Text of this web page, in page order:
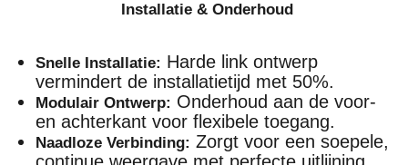
Installatie & Onderhoud
Snelle Installatie: Harde link ontwerp
vermindert de installatietijd met 50%.
Modulair Ontwerp: Onderhoud aan de voor-
en achterkant voor flexibele toegang.
Naadloze Verbinding: Zorgt voor een soepele,